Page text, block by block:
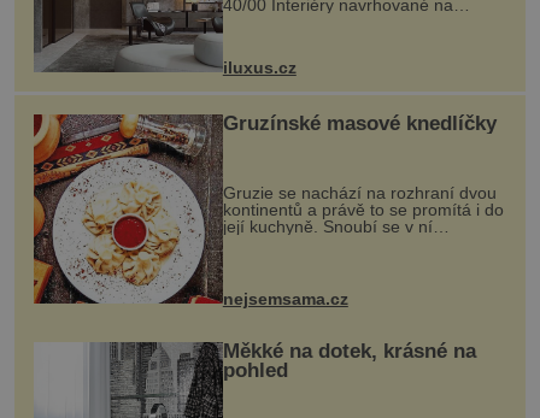
40/00 Interiéry navrhované na
zakázku často vyžadují atypické
rozměry nejen nábytku, ale i
dnes umož...
iluxus.cz
Gruzínské masové knedlíčky
Gruzie se nachází na rozhraní dvou
kontinentů a právě to se promítá i do
její kuchyně. Snoubí se v ní
evropské a asijské chutě a díky tomu
pokrmy, které rozhodně st...
nejsemsama.cz
Měkké na dotek, krásné na
pohled